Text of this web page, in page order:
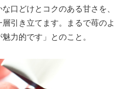
口どけとコクのある甘さを、
引き立てます。まるで苺のよ
力的です」とのこと。